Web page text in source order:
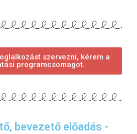
szervezni, kérem a
programcsomagot.
bevezető előadás -